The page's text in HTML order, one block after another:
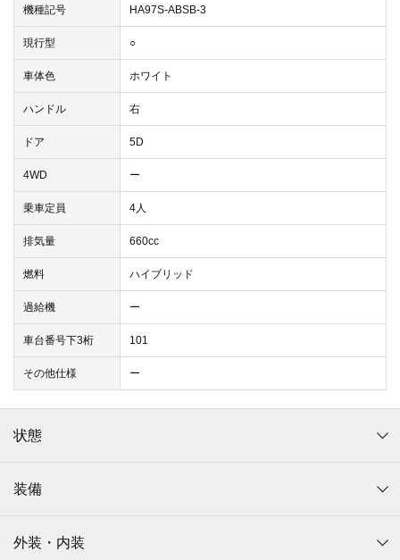
機種記号 HA97S-ABSB-3
現行型 ○
車体色 ホワイト
ハンドル 右
ドア 5D
4WD ー
乗車定員 4人
排気量 660cc
燃料 ハイブリッド
過給機 ー
車台番号下3桁 101
その他仕様 ー
状態
装備
外装・内装